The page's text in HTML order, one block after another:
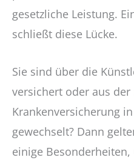
gesetzliche Leistung.
schließt diese Lücke.
Sie sind über die
versichert oder aus der
Krankenversicherung
gewechselt? Dann
einige